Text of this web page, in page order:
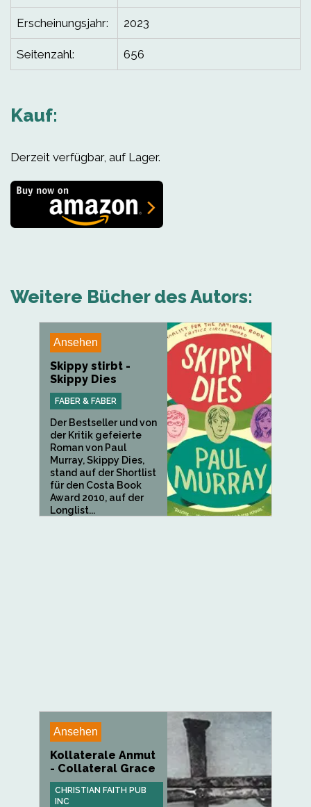
Erscheinungsjahr: 2023
Seitenzahl: 656
Kauf:
Derzeit verfügbar, auf Lager.
Weitere Bücher des Autors:
Ansehen
Skippy stirbt -
Skippy Dies
FABER & FABER
Der Bestseller und von
der Kritik gefeierte
Roman von Paul
Murray, Skippy Dies,
stand auf der Shortlist
für den Costa Book
Award 2010, auf der
Longlist...
Ansehen
Kollaterale Anmut
- Collateral Grace
CHRISTIAN FAITH PUB
INC